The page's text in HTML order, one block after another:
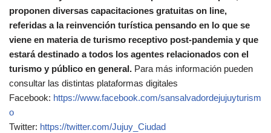
proponen diversas capacitaciones gratuitas on line,
referidas a la reinvención turística pensando en lo que se
viene en materia de turismo receptivo post-pandemia y que
estará destinado a todos los agentes relacionados con el
turismo y público en general. Para más información pueden
consultar las distintas plataformas digitales
Facebook: https://www.facebook.com/sansalvadordejujuyturism
o
Twitter: https://twitter.com/Jujuy_Ciudad